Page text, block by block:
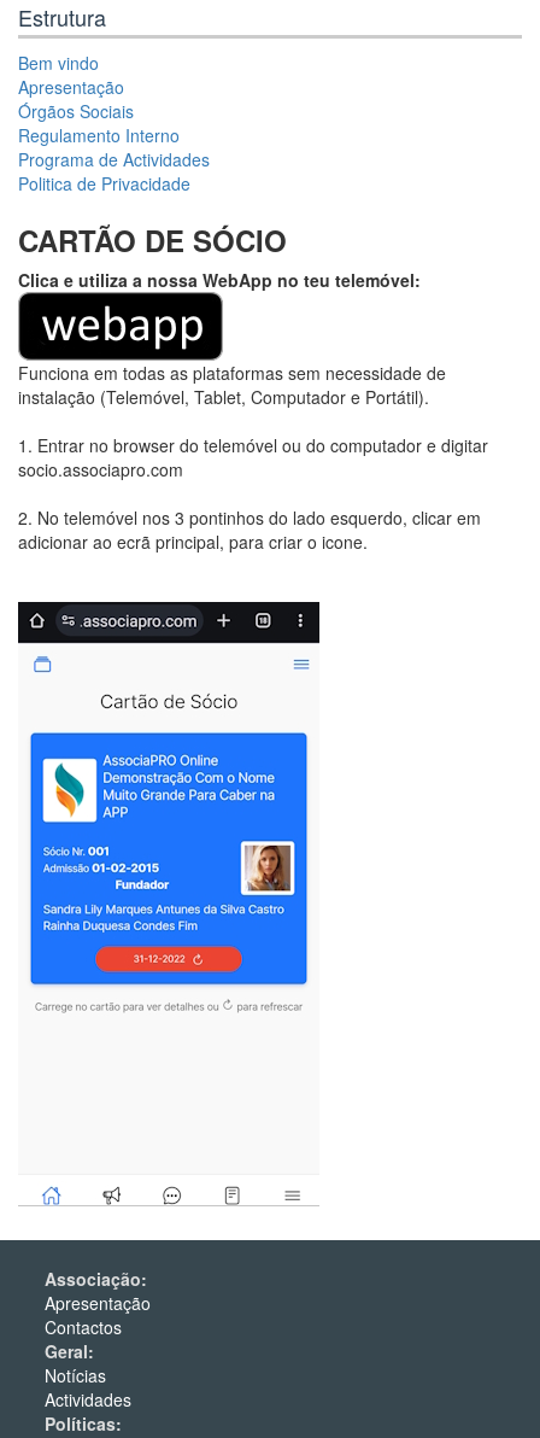
Estrutura
Bem vindo
Apresentação
Órgãos Sociais
Regulamento Interno
Programa de Actividades
Politica de Privacidade
CARTÃO DE SÓCIO
Clica e utiliza a nossa WebApp no teu telemóvel:
Funciona em todas as plataformas sem necessidade de
instalação (Telemóvel, Tablet, Computador e Portátil).
1. Entrar no browser do telemóvel ou do computador e digitar
socio.associapro.com
2. No telemóvel nos 3 pontinhos do lado esquerdo, clicar em
adicionar ao ecrã principal, para criar o icone.
Associação:
Apresentação
Contactos
Geral:
Notícias
Actividades
Políticas: